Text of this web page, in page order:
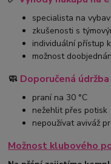
specialista na
zkušenosti s
individuální přístup
možnost
🧼 Doporučená údržba
praní na 30 °C
nežehlit přes potisk
nepoužívat aviváž
Možnost klubového